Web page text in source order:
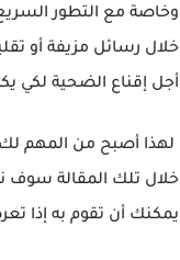
وخاصة مع التطور
خلال رسائل مزيفة أو
أجل إقناع الضحية
لهذا أصبح من المهم
خلال تلك المقالة سوف
يمكنك أن تقوم به إذا